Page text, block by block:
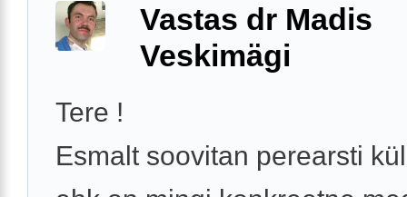
Vastas dr Madis
Veskimägi
Tere !
Esmalt soovitan perearsti